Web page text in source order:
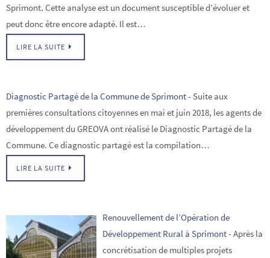
Sprimont. Cette analyse est un document susceptible d’évoluer et
peut donc être encore adapté. Il est…
LIRE LA SUITE
Diagnostic Partagé de la Commune de Sprimont- Suite aux
premières consultations citoyennes en mai et juin 2018, les agents de
développement du GREOVA ont réalisé le Diagnostic Partagé de la
Commune. Ce diagnostic partagé est la compilation…
LIRE LA SUITE
Renouvellement de l’Opération de
Développement Rural à Sprimont- Après la
concrétisation de multiples projets